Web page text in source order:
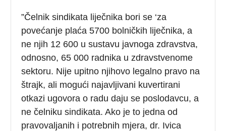
”Čelnik sindikata liječnika bori se ‘za
povećanje plaća 5700 bolničkih liječnika, a
ne njih 12 600 u sustavu javnoga zdravstva,
odnosno, 65 000 radnika u zdravstvenome
sektoru. Nije upitno njihovo legalno pravo na
štrajk, ali mogući najavljivani kuvertirani
otkazi ugovora o radu daju se poslodavcu, a
ne čelniku sindikata. Ako je to jedna od
pravovaljanih i potrebnih mjera, dr. Ivica